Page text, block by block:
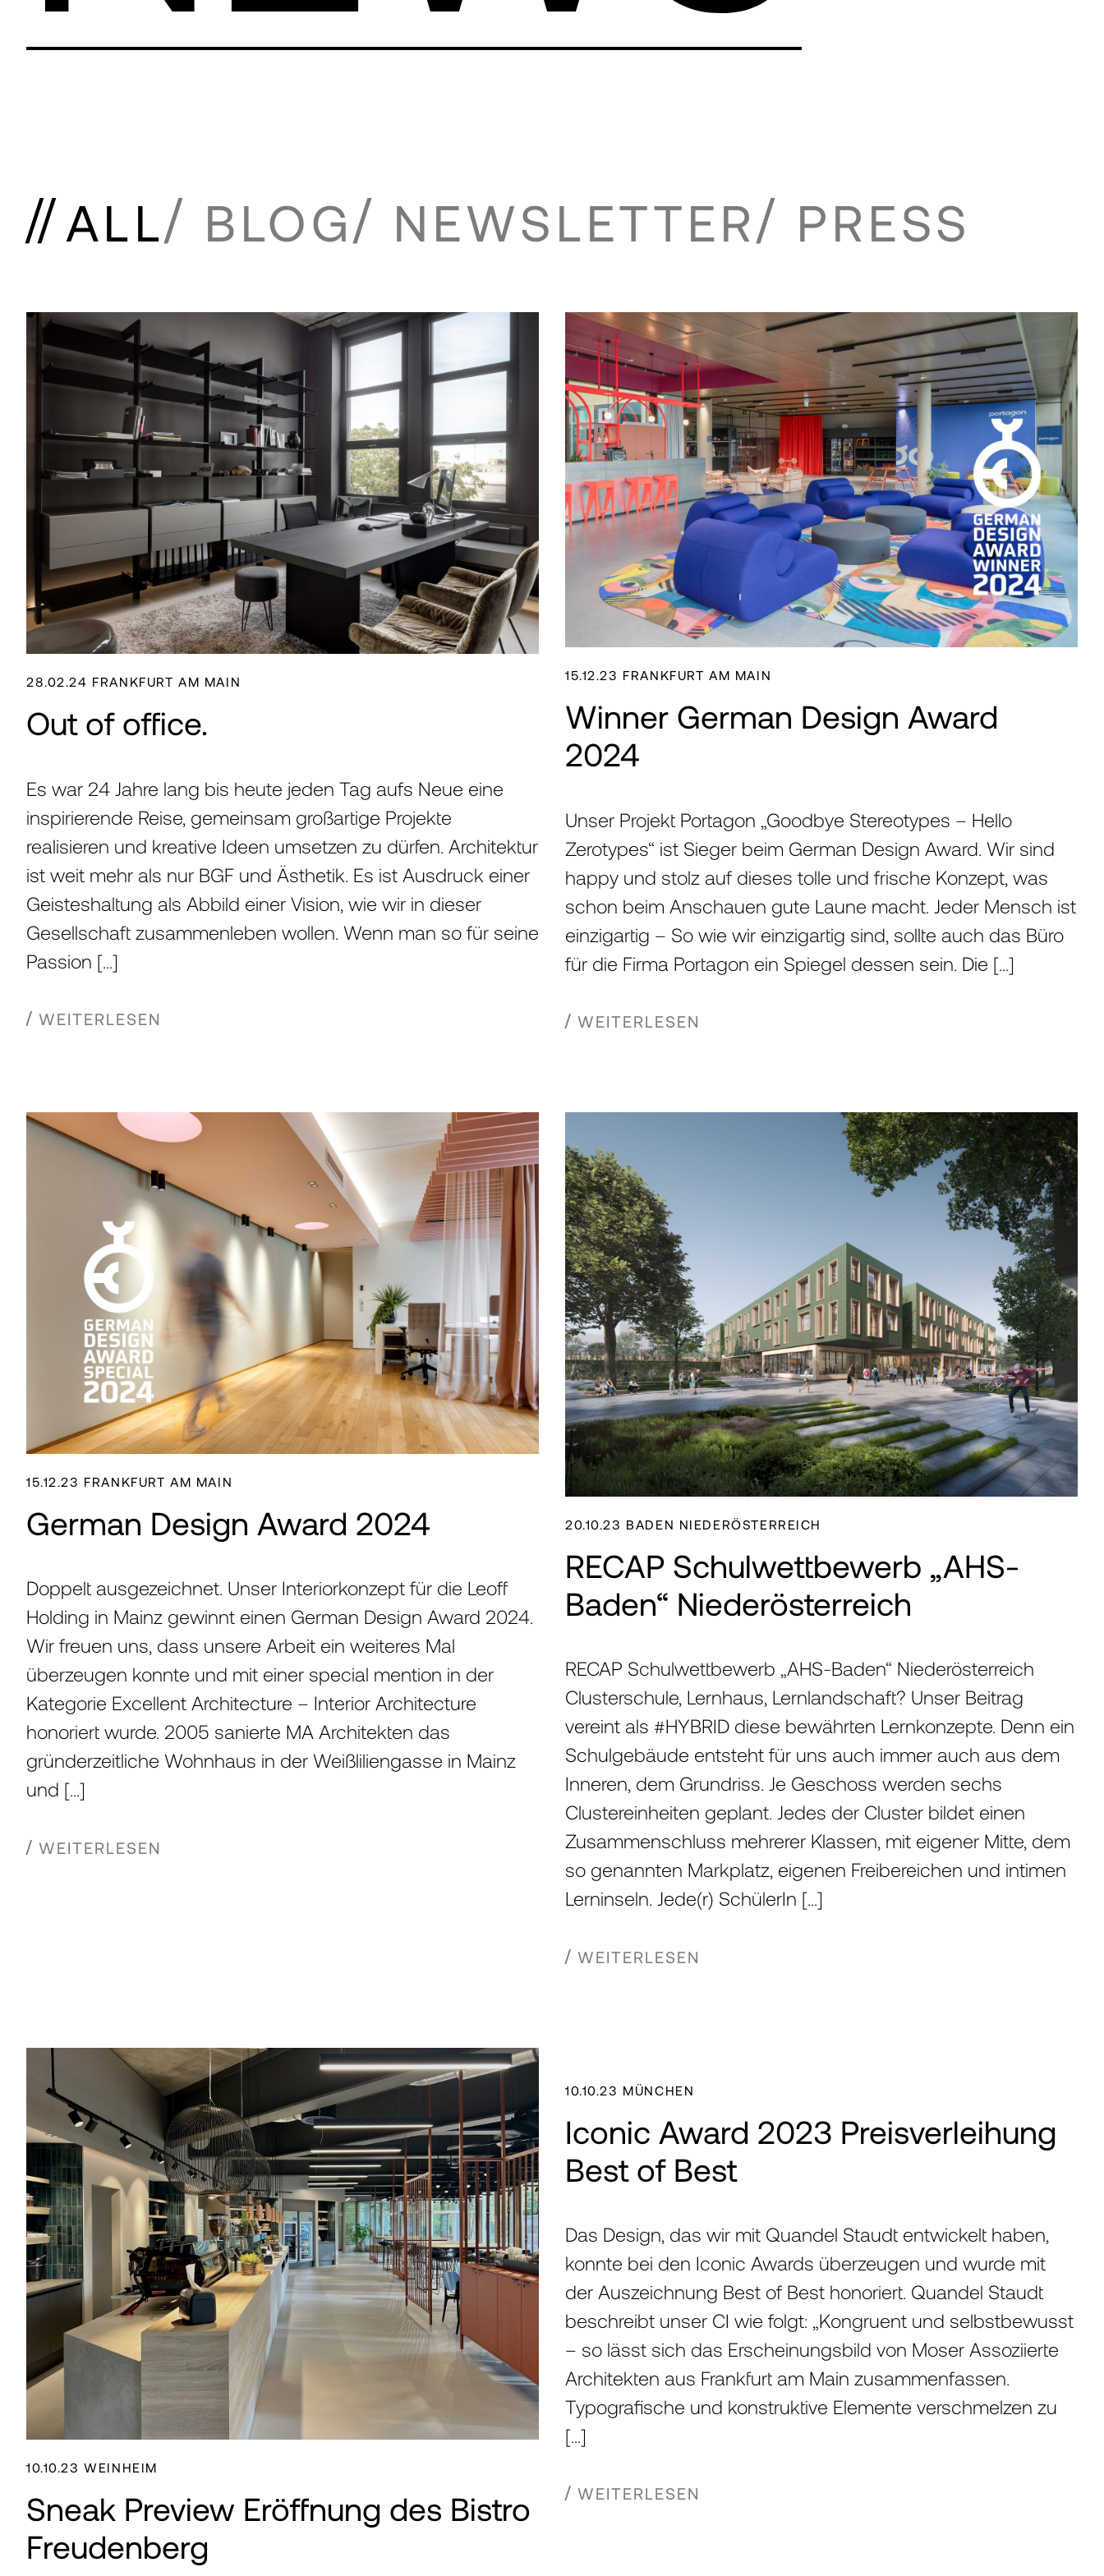
PROJEKTE
LEISTUNGEN
ABOUT
KARRIERE
NEWS
KONTAKT
ALL BLOG NEWSLETTER PRESS
28.02.24 FRANKFURT AM MAIN
Out of office.
Es war 24 Jahre lang bis heute jeden Tag aufs Neue eine
inspirierende Reise, gemeinsam großartige Projekte
realisieren und kreative Ideen umsetzen zu dürfen. Architektur
ist weit mehr als nur BGF und Ästhetik. Es ist Ausdruck einer
Geisteshaltung als Abbild einer Vision, wie wir in dieser
Gesellschaft zusammenleben wollen. Wenn man so für seine
Passion […]
WEITERLESEN
15.12.23 FRANKFURT AM MAIN
Winner German Design Award
2024
Unser Projekt Portagon „Goodbye Stereotypes – Hello
Zerotypes“ ist Sieger beim German Design Award. Wir sind
happy und stolz auf dieses tolle und frische Konzept, was
schon beim Anschauen gute Laune macht. Jeder Mensch ist
einzigartig – So wie wir einzigartig sind, sollte auch das Büro
für die Firma Portagon ein Spiegel dessen sein. Die […]
WEITERLESEN
15.12.23 FRANKFURT AM MAIN
German Design Award 2024
Doppelt ausgezeichnet. Unser Interiorkonzept für die Leoff
Holding in Mainz gewinnt einen German Design Award 2024.
Wir freuen uns, dass unsere Arbeit ein weiteres Mal
überzeugen konnte und mit einer special mention in der
Kategorie Excellent Architecture – Interior Architecture
honoriert wurde. 2005 sanierte MA Architekten das
gründerzeitliche Wohnhaus in der Weißliliengasse in Mainz
und […]
WEITERLESEN
20.10.23 BADEN NIEDERÖSTERREICH
RECAP Schulwettbewerb „AHS-
Baden“ Niederösterreich
RECAP Schulwettbewerb „AHS-Baden“ Niederösterreich
Clusterschule, Lernhaus, Lernlandschaft? Unser Beitrag
vereint als #HYBRID diese bewährten Lernkonzepte. Denn ein
Schulgebäude entsteht für uns auch immer auch aus dem
Inneren, dem Grundriss. Je Geschoss werden sechs
Clustereinheiten geplant. Jedes der Cluster bildet einen
Zusammenschluss mehrerer Klassen, mit eigener Mitte, dem
so genannten Markplatz, eigenen Freibereichen und intimen
Lerninseln. Jede(r) SchülerIn […]
WEITERLESEN
10.10.23 WEINHEIM
Sneak Preview Eröffnung des Bistro
Freudenberg
10.10.23 MÜNCHEN
Iconic Award 2023 Preisverleihung
Best of Best
Das Design, das wir mit Quandel Staudt entwickelt haben,
konnte bei den Iconic Awards überzeugen und wurde mit
der Auszeichnung Best of Best honoriert. Quandel Staudt
beschreibt unser CI wie folgt: „Kongruent und selbstbewusst
– so lässt sich das Erscheinungsbild von Moser Assoziierte
Architekten aus Frankfurt am Main zusammenfassen.
Typografische und konstruktive Elemente verschmelzen zu
[…]
WEITERLESEN